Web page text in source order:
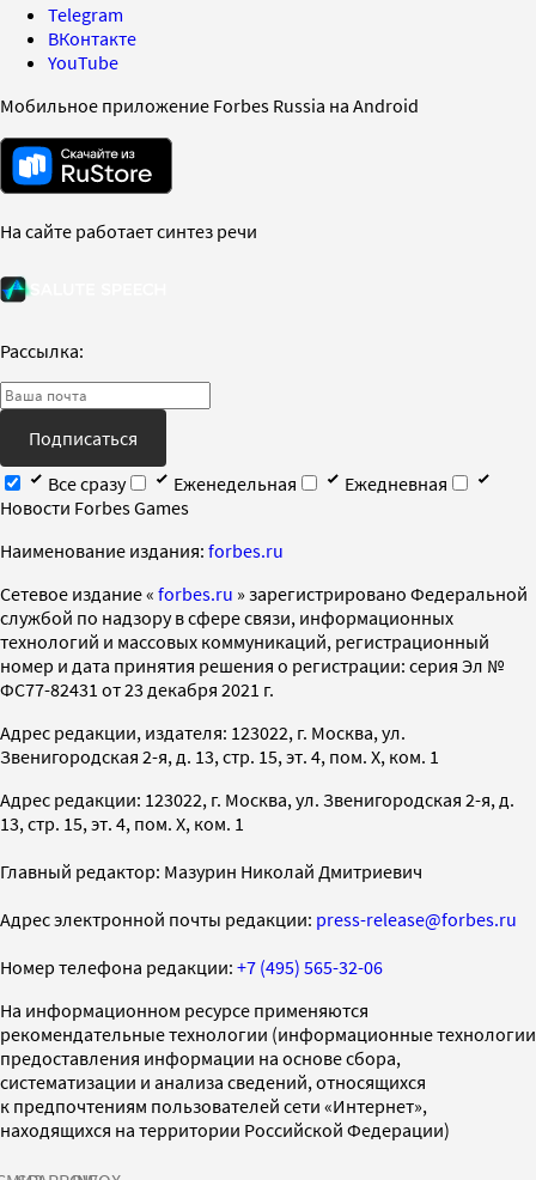
Telegram
ВКонтакте
YouTube
Мобильное приложение Forbes Russia на Android
На сайте работает синтез речи
Рассылка:
Подписаться
Все сразу
Еженедельная
Ежедневная
Новости Forbes Games
Наименование издания: forbes.ru
Cетевое издание « forbes.ru » зарегистрировано Федеральной
службой по надзору в сфере связи, информационных
технологий и массовых коммуникаций, регистрационный
номер и дата принятия решения о регистрации: серия Эл №
ФС77-82431 от 23 декабря 2021 г.
Адрес редакции, издателя: 123022, г. Москва, ул.
Звенигородская 2-я, д. 13, стр. 15, эт. 4, пом. X, ком. 1
Адрес редакции: 123022, г. Москва, ул. Звенигородская 2-я, д.
13, стр. 15, эт. 4, пом. X, ком. 1
Главный редактор: Мазурин Николай Дмитриевич
Адрес электронной почты редакции: press-release@forbes.ru
Номер телефона редакции: +7 (495) 565-32-06
На информационном ресурсе применяются
рекомендательные технологии (информационные технологии
предоставления информации на основе сбора,
систематизации и анализа сведений, относящихся
к предпочтениям пользователей сети «Интернет»,
находящихся на территории Российской Федерации)